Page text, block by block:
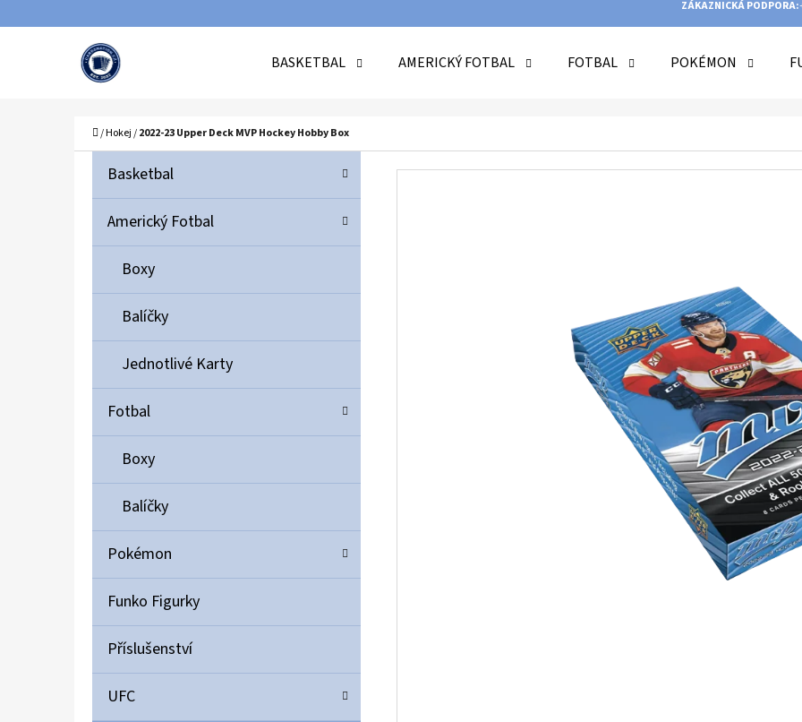
ZÁKAZNICKÁ PODPORA:
BASKETBAL AMERICKÝ FOTBAL FOTBAL POKÉMON
Domů
/Hokej/2022-23 Upper Deck MVP Hockey Hobby Box
Přeskočit
kategorie
K
T
G
R
E
Basketbal
Americký Fotbal
Boxy
Balíčky
Jednotlivé Karty
Fotbal
Boxy
Balíčky
Pokémon
Funko Figurky
Příslušenství
UFC
Zpět
Zpět
ULTIMATE GUARD MAGNETIC CARD CASE 35PT
POKÉMON TCG:
BOOSTER BUNDLE
990 Kč